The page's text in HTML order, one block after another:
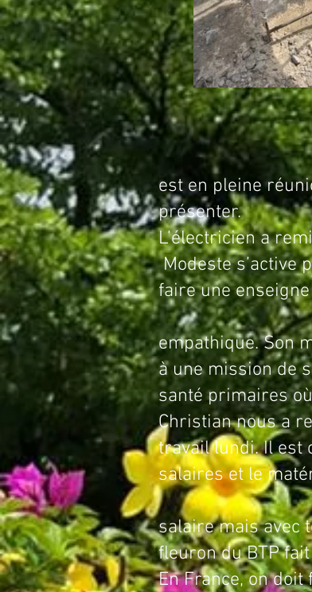
Nous partons
est en pleine
présenter.
L’électricien a
Modeste s’active
faire une enseigne
Christele est
empathique. Son
à une mission de
santé primaires
Christian nous a
travail lundi. Il est
salaires et le
Il y passe 6
salaire mais avec
fleuron du BTP
En France, on